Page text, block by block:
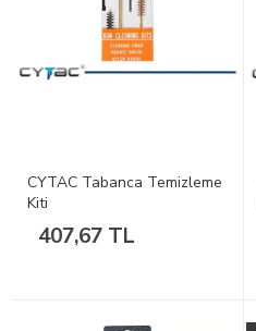
CYTAC Tabanca Temizleme
Kiti
407,67 TL